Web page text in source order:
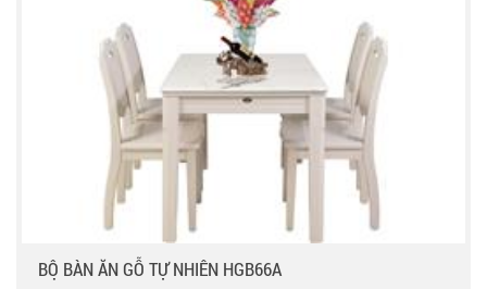
BỘ BÀN ĂN GỖ TỰ NHIÊN HGB66A